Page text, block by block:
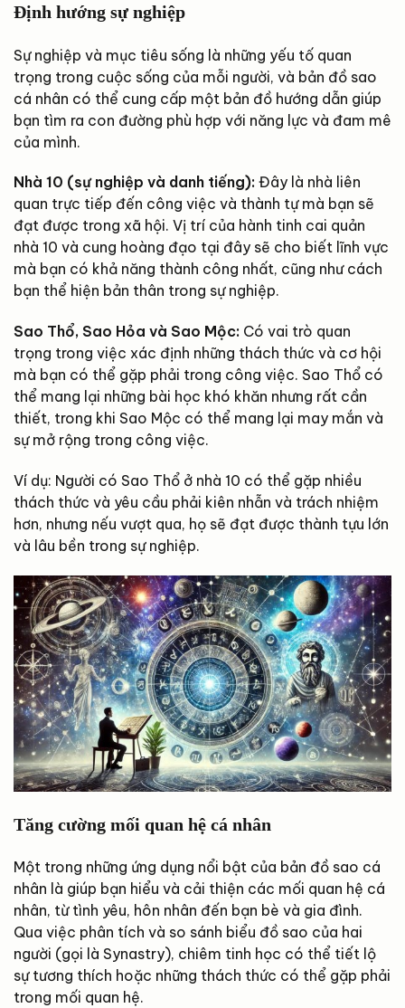
Định hướng sự nghiệp
Sự nghiệp và mục tiêu sống là những yếu tố quan
trọng trong cuộc sống của mỗi người, và bản đồ sao
cá nhân có thể cung cấp một bản đồ hướng dẫn giúp
bạn tìm ra con đường phù hợp với năng lực và đam mê
của mình.
Nhà 10 (sự nghiệp và danh tiếng): Đây là nhà liên
quan trực tiếp đến công việc và thành tự mà bạn sẽ
đạt được trong xã hội. Vị trí của hành tinh cai quản
nhà 10 và cung hoàng đạo tại đây sẽ cho biết lĩnh vực
mà bạn có khả năng thành công nhất, cũng như cách
bạn thể hiện bản thân trong sự nghiệp.
Sao Thổ, Sao Hỏa và Sao Mộc: Có vai trò quan
trọng trong việc xác định những thách thức và cơ hội
mà bạn có thể gặp phải trong công việc. Sao Thổ có
thể mang lại những bài học khó khăn nhưng rất cần
thiết, trong khi Sao Mộc có thể mang lại may mắn và
sự mở rộng trong công việc.
Ví dụ: Người có Sao Thổ ở nhà 10 có thể gặp nhiều
thách thức và yêu cầu phải kiên nhẫn và trách nhiệm
hơn, nhưng nếu vượt qua, họ sẽ đạt được thành tựu lớn
và lâu bền trong sự nghiệp.
Tăng cường mối quan hệ cá nhân
Một trong những ứng dụng nổi bật của bản đồ sao cá
nhân là giúp bạn hiểu và cải thiện các mối quan hệ cá
nhân, từ tình yêu, hôn nhân đến bạn bè và gia đình.
Qua việc phân tích và so sánh biểu đồ sao của hai
người (gọi là Synastry), chiêm tinh học có thể tiết lộ
sự tương thích hoặc những thách thức có thể gặp phải
trong mối quan hệ.